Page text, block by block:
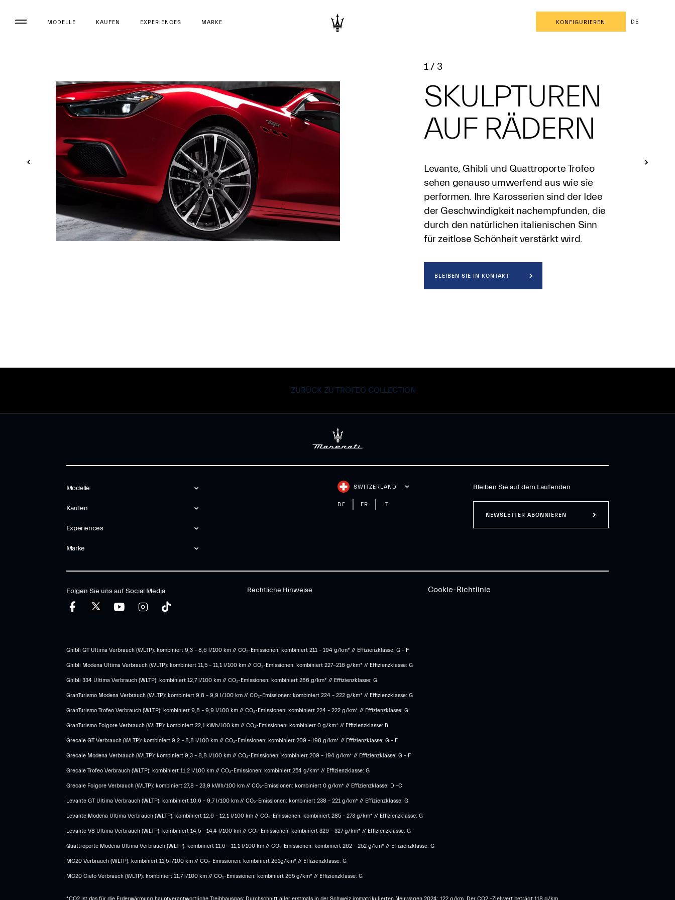
MODELLE KAUFEN EXPERIENCES MARKE KONFIGURIEREN DE
1 / 3
SKULPTUREN
AUF RÄDERN
Levante, Ghibli und Quattroporte Trofeo
sehen genauso umwerfend aus wie sie
performen. Ihre Karosserien sind der Idee
der Geschwindigkeit nachempfunden, die
durch den natürlichen italienischen Sinn
für zeitlose Schönheit verstärkt wird.
BLEIBEN SIE IN KONTAKT
ZURÜCK ZU TROFEO COLLECTION
Modelle
Kaufen
Experiences
Marke
SWITZERLAND
DE FR IT
Bleiben Sie auf dem Laufenden
NEWSLETTER ABONNIEREN
Folgen Sie uns auf Social Media Rechtliche Hinweise Cookie-Richtlinie
Ghibli GT Ultima Verbrauch (WLTP): kombiniert 9,3 – 8,6 l/100 km // CO₂-Emissionen: kombiniert 211 – 194 g/km* // Effizienzklasse: G – F
Ghibli Modena Ultima Verbrauch (WLTP): kombiniert 11,5 – 11,1 l/100 km // CO₂-Emissionen: kombiniert 227-216 g/km* // Effizienzklasse: G
Ghibli 334 Ultima Verbrauch (WLTP): kombiniert 12,7 l/100 km // CO₂-Emissionen: kombiniert 286 g/km* // Effizienzklasse: G
GranTurismo Modena Verbrauch (WLTP): kombiniert 9,8 – 9,9 l/100 km // CO₂-Emissionen: kombiniert 224 – 222 g/km* // Effizienzklasse: G
GranTurismo Trofeo Verbrauch (WLTP): kombiniert 9,8 – 9,9 l/100 km // CO₂-Emissionen: kombiniert 224 – 222 g/km* // Effizienzklasse: G
GranTurismo Folgore Verbrauch (WLTP): kombiniert 22,1 kWh/100 km // CO₂-Emissionen: kombiniert 0 g/km* // Effizienzklasse: B
Grecale GT Verbrauch (WLTP): kombiniert 9,2 – 8,8 l/100 km // CO₂-Emissionen: kombiniert 209 – 198 g/km* // Effizienzklasse: G – F
Grecale Modena Verbrauch (WLTP): kombiniert 9,3 – 8,8 l/100 km // CO₂-Emissionen: kombiniert 209 – 194 g/km* // Effizienzklasse: G – F
Grecale Trofeo Verbrauch (WLTP): kombiniert 11,2 l/100 km // CO₂-Emissionen: kombiniert 254 g/km* // Effizienzklasse: G
Grecale Folgore Verbrauch (WLTP): kombiniert 27,8 – 23,9 kWh/100 km // CO₂-Emissionen: kombiniert 0 g/km* // Effizienzklasse: D –C
Levante GT Ultima Verbrauch (WLTP): kombiniert 10,6 – 9,7 l/100 km // CO₂-Emissionen: kombiniert 238 – 221 g/km* // Effizienzklasse: G
Levante Modena Ultima Verbrauch (WLTP): kombiniert 12,6 – 12,1 l/100 km // CO₂-Emissionen: kombiniert 285 – 273 g/km* // Effizienzklasse: G
Levante V8 Ultima Verbrauch (WLTP): kombiniert 14,5 – 14,4 l/100 km // CO₂-Emissionen: kombiniert 329 – 327 g/km* // Effizienzklasse: G
Quattroporte Modena Ultima Verbrauch (WLTP): kombiniert 11,6 – 11,1 l/100 km // CO₂-Emissionen: kombiniert 262 – 252 g/km* // Effizienzklasse: G
MC20 Verbrauch (WLTP): kombiniert 11,5 l/100 km // CO₂-Emissionen: kombiniert 261g/km* // Effizienzklasse: G
MC20 Cielo Verbrauch (WLTP): kombiniert 11,7 l/100 km // CO₂-Emissionen: kombiniert 265 g/km* // Effizienzklasse: G